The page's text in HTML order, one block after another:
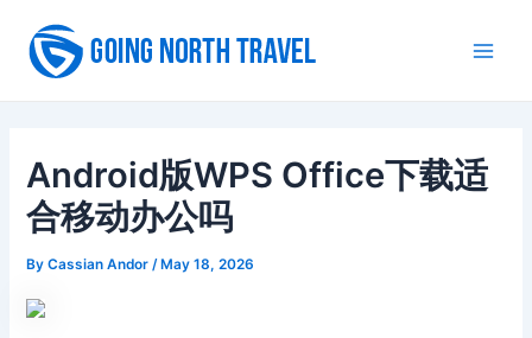
content
Android版WPS Office下载适
合移动办公吗
ByCassian Andor/ May 18, 2026